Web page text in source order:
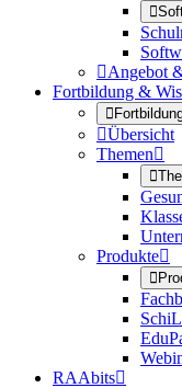

Angebot
Fortbildung &

Übersicht
Themen

Produkte

RAAbits